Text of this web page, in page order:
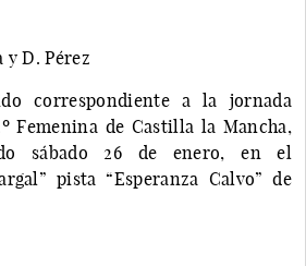
y D. Pérez
correspondiente a la jornada
Femenina de Castilla la Mancha,
sábado 26 de enero, en el
pista “Esperanza Calvo” de